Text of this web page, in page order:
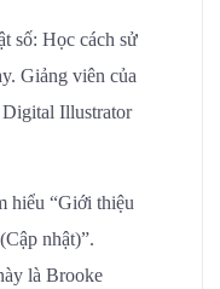
số: Học cách sử
Giảng viên của
Digital Illustrator
hiểu “Giới thiệu
nhật)”.
là Brooke